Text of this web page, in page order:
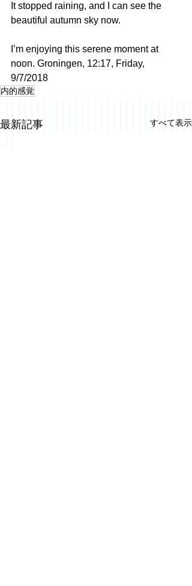
It stopped raining, and I can see the
beautiful autumn sky now.
I’m enjoying this serene moment at
noon. Groningen, 12:17, Friday,
9/7/2018
内的感覚
最新記事 すべて表示